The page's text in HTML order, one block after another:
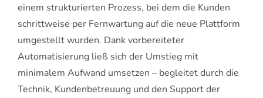
einem strukturierten Prozess, bei dem die Kunden
schrittweise per Fernwartung auf die neue Plattform
umgestellt wurden. Dank vorbereiteter
Automatisierung ließ sich der Umstieg mit
minimalem Aufwand umsetzen – begleitet durch die
Technik, Kundenbetreuung und den Support der